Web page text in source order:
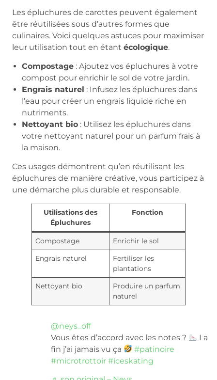
Les épluchures de carottes peuvent également
être réutilisées sous d’autres formes que
culinaires. Voici quelques astuces pour maximiser
leur utilisation tout en étant écologique.
Compostage : Ajoutez vos épluchures à votre
compost pour enrichir le sol de votre jardin.
Engrais naturel : Infusez les épluchures dans
l’eau pour créer un engrais liquide riche en
nutriments.
Nettoyant bio : Utilisez les épluchures dans
votre nettoyant naturel pour un parfum frais à
la maison.
Ces usages démontrent qu’en réutilisant les
épluchures de manière créative, vous participez à
une démarche plus durable et responsable.
Utilisations des
Épluchures
Fonction
Compostage
Enrichir le sol
Engrais naturel
Fertiliser les
plantations
Nettoyant bio
Produire un parfum
naturel
@neys_off
Vous êtes d’accord avec les notes ?
La
fin j’ai jamais vu ça
#patinoire
#microtrottoir #iceskating